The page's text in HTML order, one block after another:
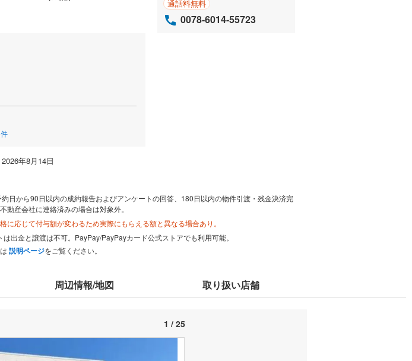
年8月14日
通話料無料
0078-6014-55723
日から90日以内の成約報告およびアンケートの回答、180日以内の物件引渡・残金決済完
動産会社に連絡済みの場合は対象外。
に応じて付与額が変わるため実際にもらえる額と異なる場合あり。
は出金と譲渡は不可。PayPay/PayPayカード公式ストアでも利用可能。
説明ページをご覧ください。
周辺情報/地図 取り扱い店舗
1 / 25